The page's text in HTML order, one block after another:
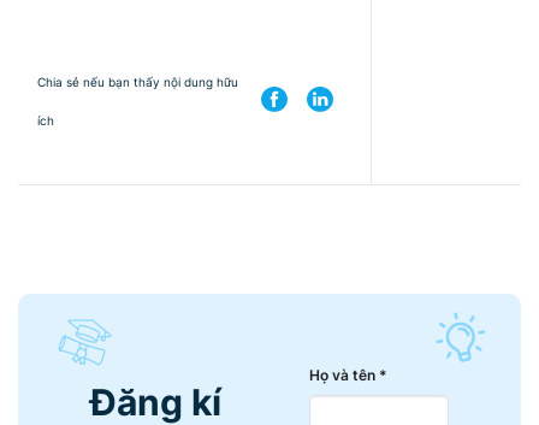
Chia sẻ nếu bạn thấy nội dung hữu
ích
Đăng kí
Họ và tên *